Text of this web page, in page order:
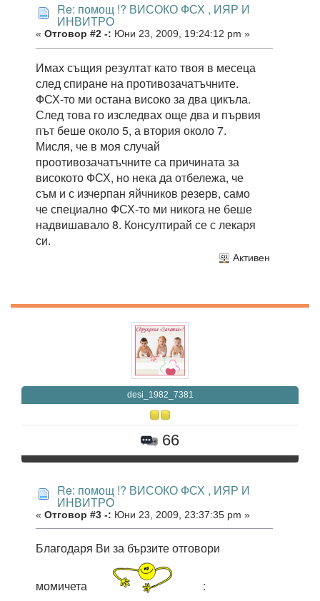
Re: помощ !? ВИСОКО ФСХ , ИЯР И
ИНВИТРО
« Отговор #2 -: Юни 23, 2009, 19:24:12 pm »
Имах същия резултат като твоя в месеца
след спиране на противозачатъчните.
ФСХ-то ми остана високо за два цикъла.
След това го изследвах още два и първия
път беше около 5, а втория около 7.
Мисля, че в моя случай
проотивозачатъчните са причината за
високото ФСХ, но нека да отбележа, че
съм и с изчерпан яйчников резерв, само
че специално ФСХ-то ми никога не беше
надвишавало 8. Консултирай се с лекаря
си.
Активен
desi_1982_7381
66
Re: помощ !? ВИСОКО ФСХ , ИЯР И
ИНВИТРО
« Отговор #3 -: Юни 23, 2009, 23:37:35 pm »
Благодаря Ви за бързите отговори
момичета
: